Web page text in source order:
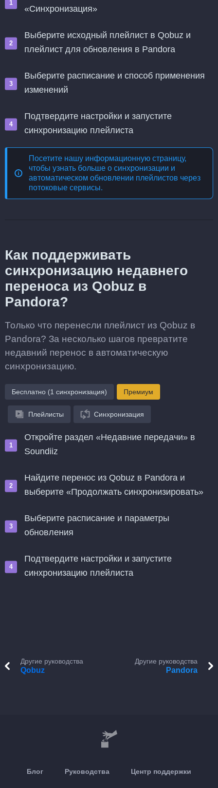
«Синхронизация»
Выберите исходный плейлист в Qobuz и
плейлист для обновления в Pandora
Выберите расписание и способ применения
изменений
Подтвердите настройки и запустите
синхронизацию плейлиста
Посетите нашу информационную страницу,
чтобы узнать больше о синхронизации и
автоматическом обновлении плейлистов через
потоковые сервисы.
Как поддерживать
синхронизацию недавнего
переноса из Qobuz в
Pandora?
Только что перенесли плейлист из Qobuz в
Pandora? За несколько шагов превратите
недавний перенос в автоматическую
синхронизацию.
Бесплатно (1 синхронизация) Премиум
Плейлисты Синхронизация
Откройте раздел «Недавние передачи» в
Soundiiz
Найдите перенос из Qobuz в Pandora и
выберите «Продолжать синхронизировать»
Выберите расписание и параметры
обновления
Подтвердите настройки и запустите
синхронизацию плейлиста
Другие руководства
Qobuz
Другие руководства
Pandora
Блог Руководства Центр поддержки